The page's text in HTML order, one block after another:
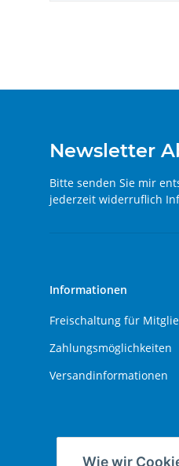
Wie wir
Newsletter
Bitte senden Sie mir
jederzeit widerruflich
Informationen
Freischaltung für
Zahlungsmöglichkeiten
Versandinformationen